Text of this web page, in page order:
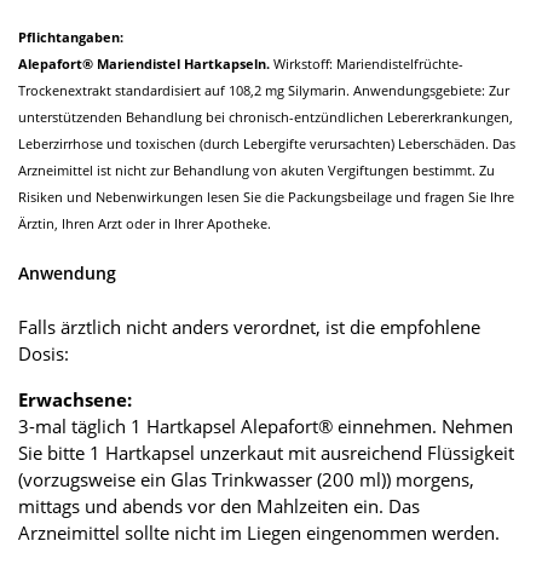
Pflichtangaben:
Alepafort® Mariendistel Hartkapseln. Wirkstoff: Mariendistelfrüchte-
Trockenextrakt standardisiert auf 108,2 mg Silymarin. Anwendungsgebiete: Zur
unterstützenden Behandlung bei chronisch-entzündlichen Lebererkrankungen,
Leberzirrhose und toxischen (durch Lebergifte verursachten) Leberschäden. Das
Arzneimittel ist nicht zur Behandlung von akuten Vergiftungen bestimmt. Zu
Risiken und Nebenwirkungen lesen Sie die Packungsbeilage und fragen Sie Ihre
Ärztin, Ihren Arzt oder in Ihrer Apotheke.
Anwendung
Falls ärztlich nicht anders verordnet, ist die empfohlene
Dosis:
Erwachsene:
3-mal täglich 1 Hartkapsel Alepafort® einnehmen. Nehmen
Sie bitte 1 Hartkapsel unzerkaut mit ausreichend Flüssigkeit
(vorzugsweise ein Glas Trinkwasser (200 ml)) morgens,
mittags und abends vor den Mahlzeiten ein. Das
Arzneimittel sollte nicht im Liegen eingenommen werden.